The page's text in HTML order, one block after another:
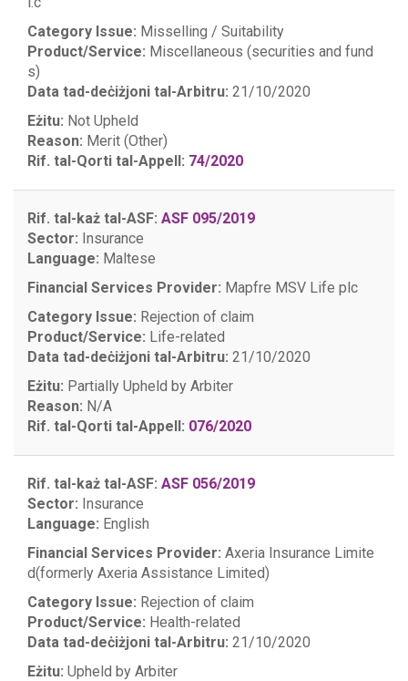
Category Issue: Misselling / Suitability
Product/Service: Miscellaneous (securities and fund
s)
Data tad-deċiżjoni tal-Arbitru: 21/10/2020
Eżitu: Not Upheld
Reason: Merit (Other)
Rif. tal-Qorti tal-Appell: 74/2020
Rif. tal-każ tal-ASF: ASF 095/2019
Sector: Insurance
Language: Maltese
Financial Services Provider: Mapfre MSV Life plc
Category Issue: Rejection of claim
Product/Service: Life-related
Data tad-deċiżjoni tal-Arbitru: 21/10/2020
Eżitu: Partially Upheld by Arbiter
Reason: N/A
Rif. tal-Qorti tal-Appell: 076/2020
Rif. tal-każ tal-ASF: ASF 056/2019
Sector: Insurance
Language: English
Financial Services Provider: Axeria Insurance Limite
d(formerly Axeria Assistance Limited)
Category Issue: Rejection of claim
Product/Service: Health-related
Data tad-deċiżjoni tal-Arbitru: 21/10/2020
Eżitu: Upheld by Arbiter